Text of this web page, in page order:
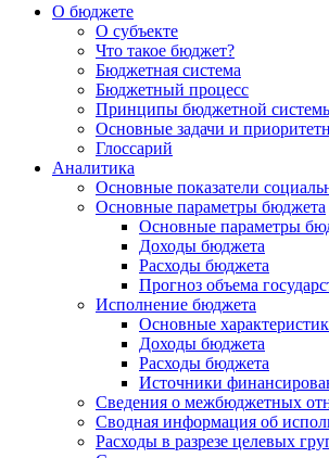
О бюджете
О субъекте
Что такое бюджет?
Бюджетная система
Бюджетный процесс
Принципы бюджетной
Основные задачи и
Глоссарий
Аналитика
Основные показатели
Основные параметры бюджета
Основные параметры
Доходы бюджета
Расходы бюджета
Прогноз объема
Исполнение бюджета
Основные
Доходы бюджета
Расходы бюджета
Источники
Сведения о межбюджетных
Сводная информация об
Расходы в разрезе целевых